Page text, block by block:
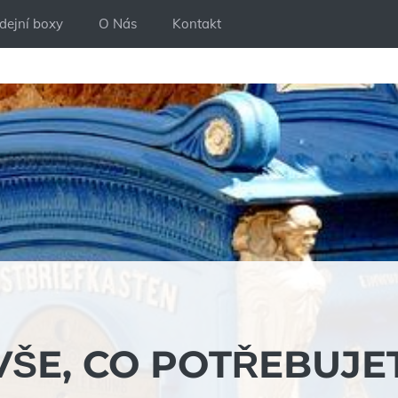
boxy O Nás Kontakt
CO